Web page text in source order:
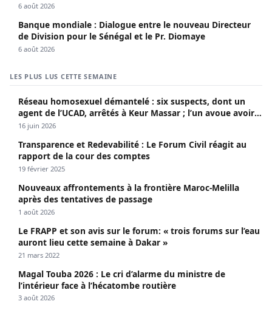
6 août 2026
Banque mondiale : Dialogue entre le nouveau Directeur
de Division pour le Sénégal et le Pr. Diomaye
6 août 2026
LES PLUS LUS CETTE SEMAINE
Réseau homosexuel démantelé : six suspects, dont un
agent de l’UCAD, arrêtés à Keur Massar ; l’un avoue avoir
propagé le VIH depuis 2018
16 juin 2026
Transparence et Redevabilité : Le Forum Civil réagit au
rapport de la cour des comptes
19 février 2025
Nouveaux affrontements à la frontière Maroc-Melilla
après des tentatives de passage
1 août 2026
Le FRAPP et son avis sur le forum: « trois forums sur l’eau
auront lieu cette semaine à Dakar »
21 mars 2022
Magal Touba 2026 : Le cri d’alarme du ministre de
l’intérieur face à l’hécatombe routière
3 août 2026